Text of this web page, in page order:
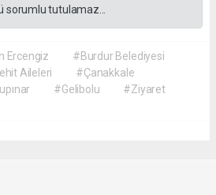
tutulamaz...
Ercengiz
#Burdur Belediyesi
Aileleri
#Çanakkale
#Gelibolu
#Ziyaret